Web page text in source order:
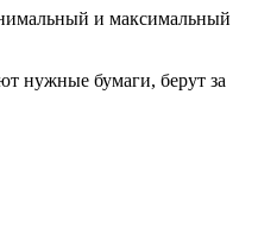
и максимальный
нужные бумаги, берут за